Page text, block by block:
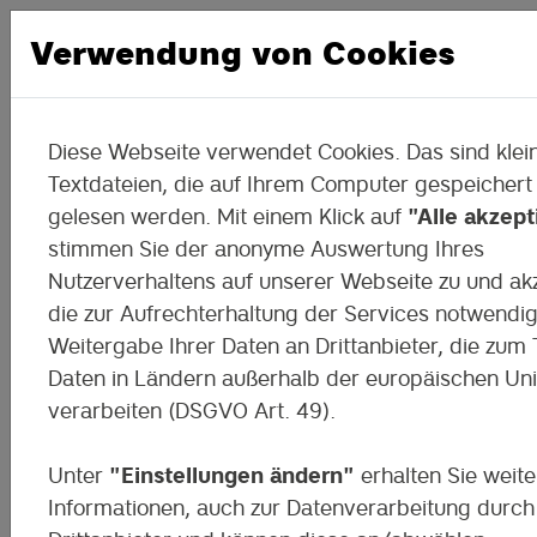
Das DigiMoK in Kitzscher
Wir besuchen die Oberschule!
Verwendung von Cookies
Diese Webseite verwendet Cookies. Das sind
Textdateien, die auf Ihrem Computer
gelesen werden. Mit einem Klick auf "Alle
stimmen Sie der anonyme Auswertung Ihres
Nutzerverhaltens auf unserer Webseite zu und
die zur Aufrechterhaltung der Services
Weitergabe Ihrer Daten an Drittanbieter, die zum
Daten in Ländern außerhalb der europäischen
verarbeiten (DSGVO Art. 49).
Unter "Einstellungen ändern" erhalten Sie
Informationen, auch zur Datenverarbeitung durch